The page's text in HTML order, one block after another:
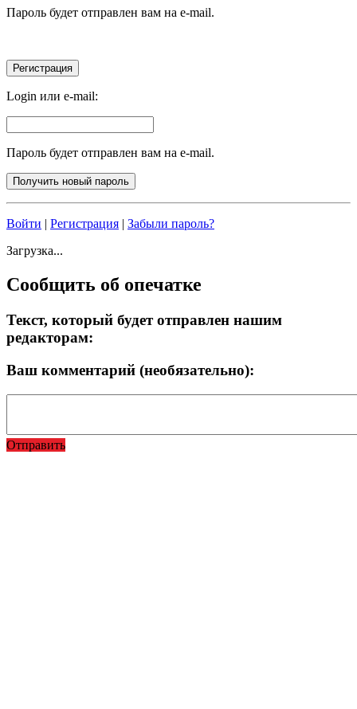
Пароль будет отправлен вам на e-mail.
Login или e-mail:
Пароль будет отправлен вам на e-mail.
Войти | Регистрация | Забыли пароль?
Загрузка...
Сообщить об опечатке
Текст, который будет отправлен нашим
редакторам:
Ваш комментарий (необязательно):
Отправить